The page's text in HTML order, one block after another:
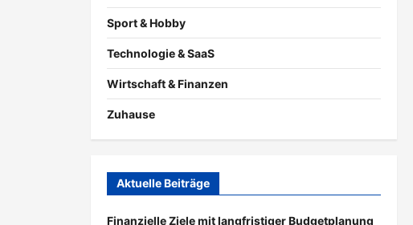
Sport & Hobby
Technologie & SaaS
Wirtschaft & Finanzen
Zuhause
Aktuelle Beiträge
Finanzielle Ziele mit langfristiger Budgetplanung